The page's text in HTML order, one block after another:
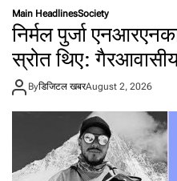
ना
स
म
भा
ग
को
आ
ग्र
ल
य
द
र्थी
को
घु
इँ
चो
Main HeadlinesSociety
निर्मल पुर्जा
स्रोत थिए:
Byडिजिटल खबरAugust 2, 2026